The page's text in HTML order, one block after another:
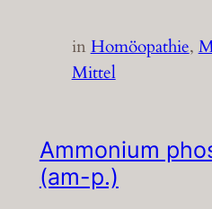
inHomöopathie,
Mittel
Ammonium
(am-p.)